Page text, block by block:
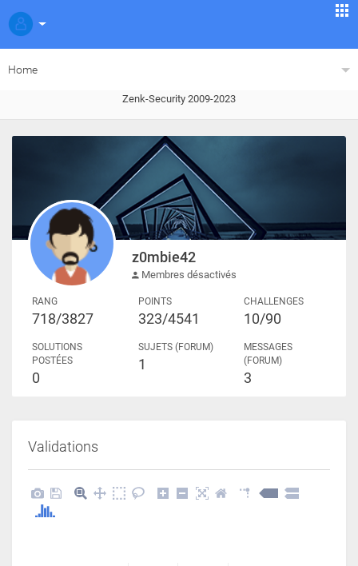
Home
Zenk-Security 2009-2023
z0mbie42
Membres désactivés
RANG
718/3827
POINTS
323/4541
CHALLENGES
10/90
SOLUTIONS
POSTÉES
0
SUJETS (FORUM)
1
MESSAGES
(FORUM)
3
Validations